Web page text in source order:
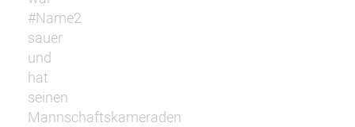
#Name2
sauer
und
hat
seinen
Mannschaftskameraden